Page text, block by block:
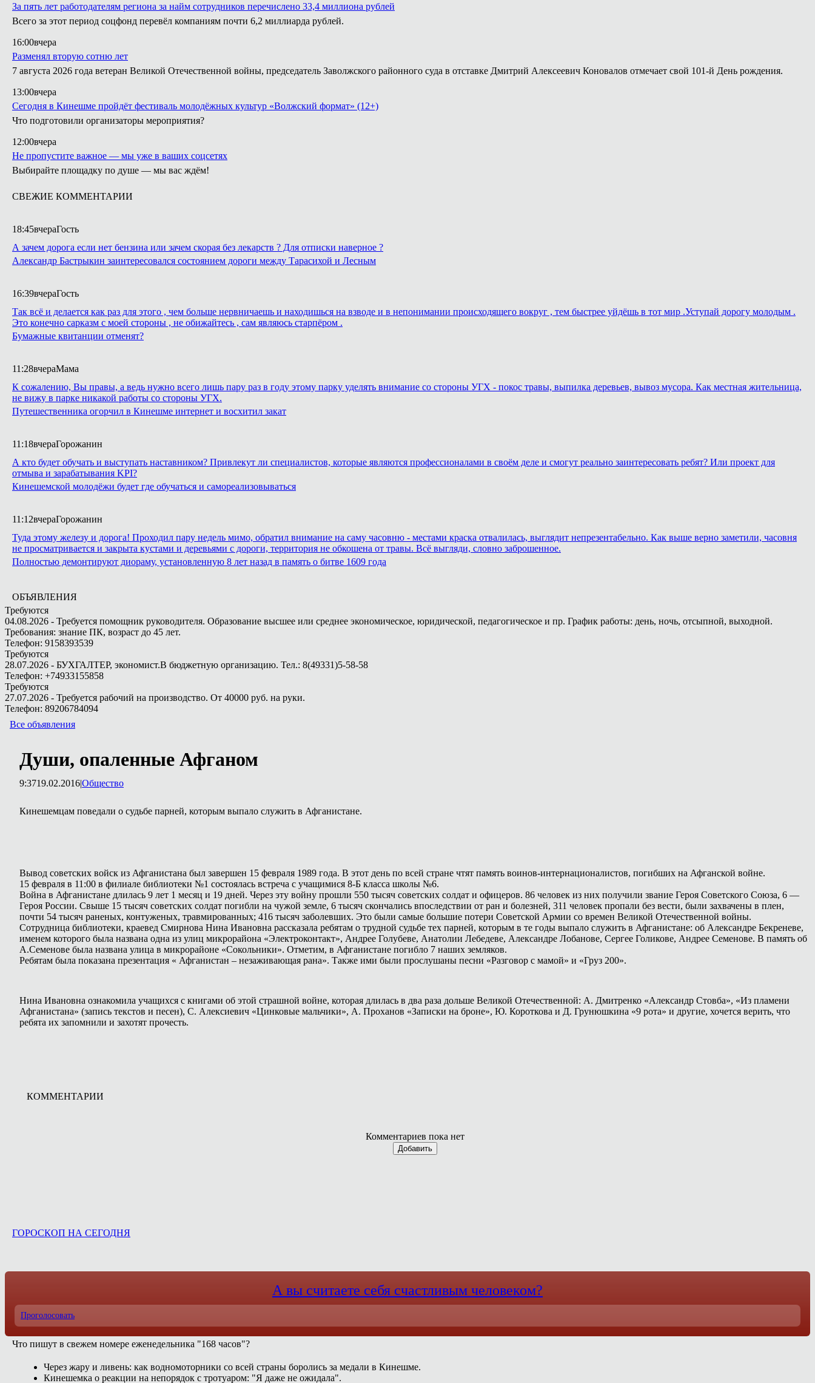
За пять лет работодателям региона за найм сотрудников перечислено 33,4 миллиона рублей
Всего за этот период соцфонд перевёл компаниям почти 6,2 миллиарда рублей.
16:00вчера
Разменял вторую сотню лет
7 августа 2026 года ветеран Великой Отечественной войны, председатель Заволжского районного суда в отставке Дмитрий Алексеевич Коновалов отмечает свой 101-й День рождения.
13:00вчера
Сегодня в Кинешме пройдёт фестиваль молодёжных культур «Волжский формат» (12+)
Что подготовили организаторы мероприятия?
12:00вчера
Не пропустите важное — мы уже в ваших соцсетях
Выбирайте площадку по душе — мы вас ждём!
СВЕЖИЕ КОММЕНТАРИИ
18:45вчераГость
А зачем дорога если нет бензина или зачем скорая без лекарств ? Для отписки наверное ?
Александр Бастрыкин заинтересовался состоянием дороги между Тарасихой и Лесным
16:39вчераГость
Так всё и делается как раз для этого , чем больше нервничаешь и находишься на взводе и в непонимании происходящего вокруг , тем быстрее уйдёшь в тот мир .Уступай дорогу молодым .
Это конечно сарказм с моей стороны , не обижайтесь , сам являюсь старпёром .
Бумажные квитанции отменят?
11:28вчераМама
К сожалению, Вы правы, а ведь нужно всего лишь пару раз в году этому парку уделять внимание со стороны УГХ - покос травы, выпилка деревьев, вывоз мусора. Как местная жительница,
не вижу в парке никакой работы со стороны УГХ.
Путешественника огорчил в Кинешме интернет и восхитил закат
11:18вчераГорожанин
А кто будет обучать и выступать наставником? Привлекут ли специалистов, которые являются профессионалами в своём деле и смогут реально заинтересовать ребят? Или проект для
отмыва и зарабатывания KPI?
Кинешемской молодёжи будет где обучаться и самореализовываться
11:12вчераГорожанин
Туда этому железу и дорога! Проходил пару недель мимо, обратил внимание на саму часовню - местами краска отвалилась, выглядит непрезентабельно. Как выше верно заметили, часовня
не просматривается и закрыта кустами и деревьями с дороги, территория не обкошена от травы. Всё выгляди, словно заброшенное.
Полностью демонтируют диораму, установленную 8 лет назад в память о битве 1609 года
ОБЪЯВЛЕНИЯ
Требуются
04.08.2026 - Требуется помощник руководителя. Образование высшее или среднее экономическое, юридической, педагогическое и пр. График работы: день, ночь, отсыпной, выходной.
Требования: знание ПК, возраст до 45 лет.
Телефон: 9158393539
Требуются
28.07.2026 - БУХГАЛТЕР, экономист.В бюджетную организацию. Тел.: 8(49331)5-58-58
Телефон: +74933155858
Требуются
27.07.2026 - Требуется рабочий на производство. От 40000 руб. на руки.
Телефон: 89206784094
Все объявления
Души, опаленные Афганом
9:3719.02.2016|Общество
Кинешемцам поведали о судьбе парней, которым выпало служить в Афганистане.
Вывод советских войск из Афганистана был завершен 15 февраля 1989 года. В этот день по всей стране чтят память воинов-интернационалистов, погибших на Афганской войне.
15 февраля в 11:00 в филиале библиотеки №1 состоялась встреча с учащимися 8-Б класса школы №6.
Война в Афганистане длилась 9 лет 1 месяц и 19 дней. Через эту войну прошли 550 тысяч советских солдат и офицеров. 86 человек из них получили звание Героя Советского Союза, 6 —
Героя России. Свыше 15 тысяч советских солдат погибли на чужой земле, 6 тысяч скончались впоследствии от ран и болезней, 311 человек пропали без вести, были захвачены в плен,
почти 54 тысяч раненых, контуженых, травмированных; 416 тысяч заболевших. Это были самые большие потери Советской Армии со времен Великой Отечественной войны.
Сотрудница библиотеки, краевед Смирнова Нина Ивановна рассказала ребятам о трудной судьбе тех парней, которым в те годы выпало служить в Афганистане: об Александре Бекреневе,
именем которого была названа одна из улиц микрорайона «Электроконтакт», Андрее Голубеве, Анатолии Лебедеве, Александре Лобанове, Сергее Голикове, Андрее Семенове. В память об
А.Семенове была названа улица в микрорайоне «Сокольники». Отметим, в Афганистане погибло 7 наших земляков.
Ребятам была показана презентация « Афганистан – незаживающая рана». Также ими были прослушаны песни «Разговор с мамой» и «Груз 200».
Нина Ивановна ознакомила учащихся с книгами об этой страшной войне, которая длилась в два раза дольше Великой Отечественной: А. Дмитренко «Александр Стовба», «Из пламени
Афганистана» (запись текстов и песен), С. Алексиевич «Цинковые мальчики», А. Проханов «Записки на броне», Ю. Короткова и Д. Грунюшкина «9 рота» и другие, хочется верить, что
ребята их запомнили и захотят прочесть.
КОММЕНТАРИИ
Комментариев пока нет
Добавить
ГОРОСКОП НА СЕГОДНЯ
А вы считаете себя счастливым человеком?
Проголосовать
Что пишут в свежем номере еженедельника "168 часов"?
Через жару и ливень: как водномоторники со всей страны боролись за медали в Кинешме.
Кинешемка о реакции на непорядок с тротуаром: "Я даже не ожидала".